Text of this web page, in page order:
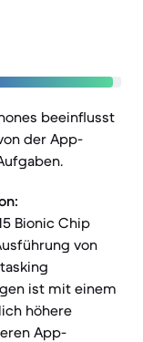
beeinflusst
der App-
Bionic Chip
von
ist mit einem
höhere
App-